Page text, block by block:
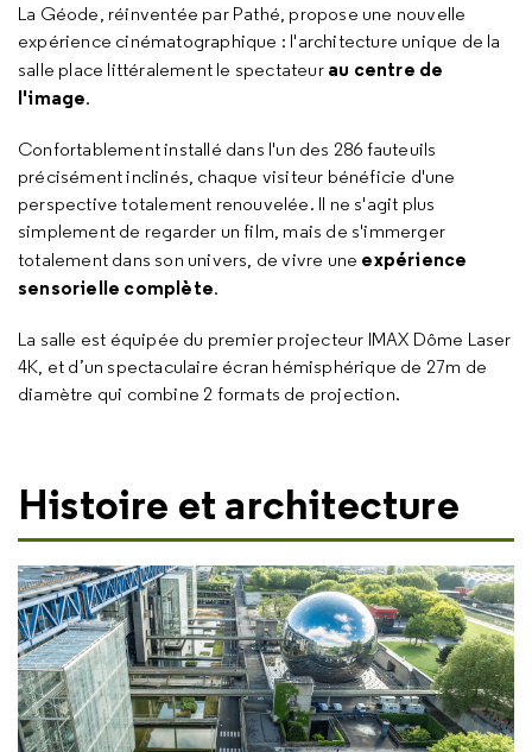
La Géode, réinventée par Pathé, propose une nouvelle
expérience cinématographique : l'architecture unique de la
salle place littéralement le spectateurau centre de
l'image.
Confortablement installé dans l'un des 286 fauteuils
précisément inclinés, chaque visiteur bénéficie d'une
perspective totalement renouvelée. Il ne s'agit plus
simplement de regarder un film, mais de s'immerger
totalement dans son univers, de vivre une expérience
sensorielle complète.
La salle est équipée du premier projecteur IMAX Dôme Laser
4K, et d’un spectaculaire écran hémisphérique de 27m de
diamètre qui combine 2 formats de projection.
Histoire et architecture